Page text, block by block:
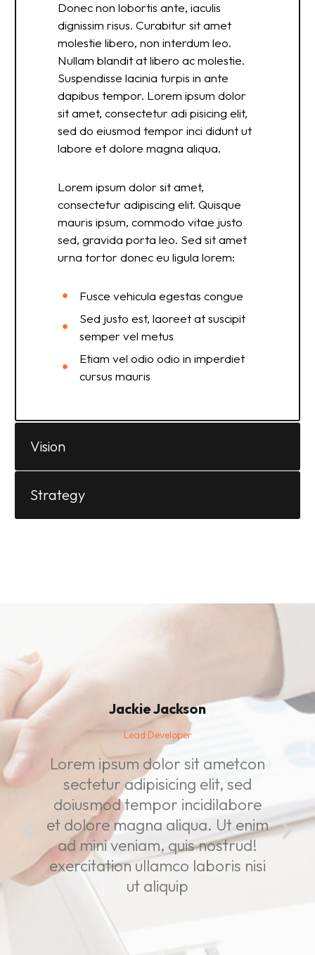
Donec non lobortis ante, iaculis
dignissim risus. Curabitur sit amet
molestie libero, non interdum leo.
Nullam blandit at libero ac molestie.
Suspendisse lacinia turpis in ante
dapibus tempor. Lorem ipsum dolor
sit amet, consectetur adi pisicing elit,
sed do eiusmod tempor inci didunt ut
labore et dolore magna aliqua.
Lorem ipsum dolor sit amet,
consectetur adipiscing elit. Quisque
mauris ipsum, commodo vitae justo
sed, gravida porta leo. Sed sit amet
urna tortor donec eu ligula lorem:
Fusce vehicula egestas congue
Sed justo est, laoreet at suscipit
semper vel metus
Etiam vel odio odio in imperdiet
cursus mauris
Vision
Strategy
Jackie Jackson
Lead Developer
Lorem ipsum dolor sit ametcon
sectetur adipisicing elit, sed
doiusmod tempor incidilabore
et dolore magna aliqua. Ut enim
ad mini veniam, quis nostrud!
exercitation ullamco laboris nisi
ut aliquip